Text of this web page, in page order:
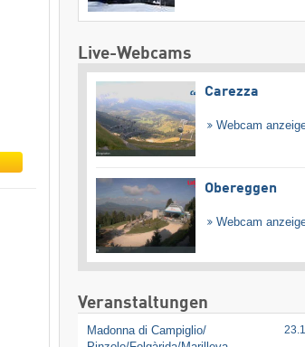
Live-Webcams
Carezza
Webcam
Obereggen
Webcam
Veranstaltungen
Madonna di Campiglio/​